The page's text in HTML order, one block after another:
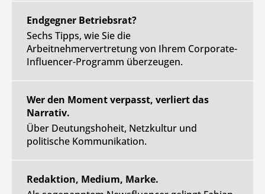
Endgegner Betriebsrat?
Sechs Tipps, wie Sie die
Arbeitnehmervertretung von Ihrem Corporate-
Influencer-Programm überzeugen.
Wer den Moment verpasst, verliert das
Narrativ.
Über Deutungshoheit, Netzkultur und
politische Kommunikation.
Redaktion, Medium, Marke.